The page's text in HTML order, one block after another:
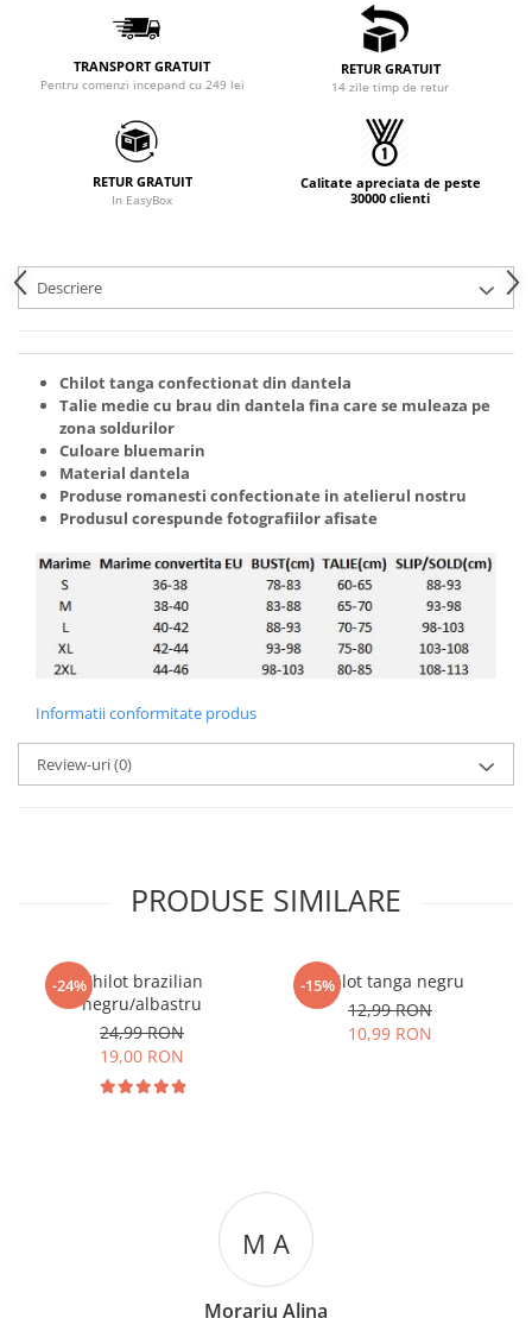
TRANSPORT GRATUIT
Pentru comenzi incepand cu 249 lei
RETUR GRATUIT
14 zile timp de retur
RETUR GRATUIT
In EasyBox
Calitate apreciata de peste
30000 clienti
Descriere
Chilot tanga confectionat din dantela
Talie medie cu brau din dantela fina care se muleaza pe
zona soldurilor
Culoare bluemarin
Material dantela
Produse romanesti confectionate in atelierul nostru
Produsul corespunde fotografiilor afisate
Informatii conformitate produs
Review-uri(0)
PRODUSE SIMILARE
-24%Chilot brazilian
negru/albastru
24,99 RON
19,00 RON
-15%Chilot tanga negru
12,99 RON
10,99 RON
M A
Morariu Alina